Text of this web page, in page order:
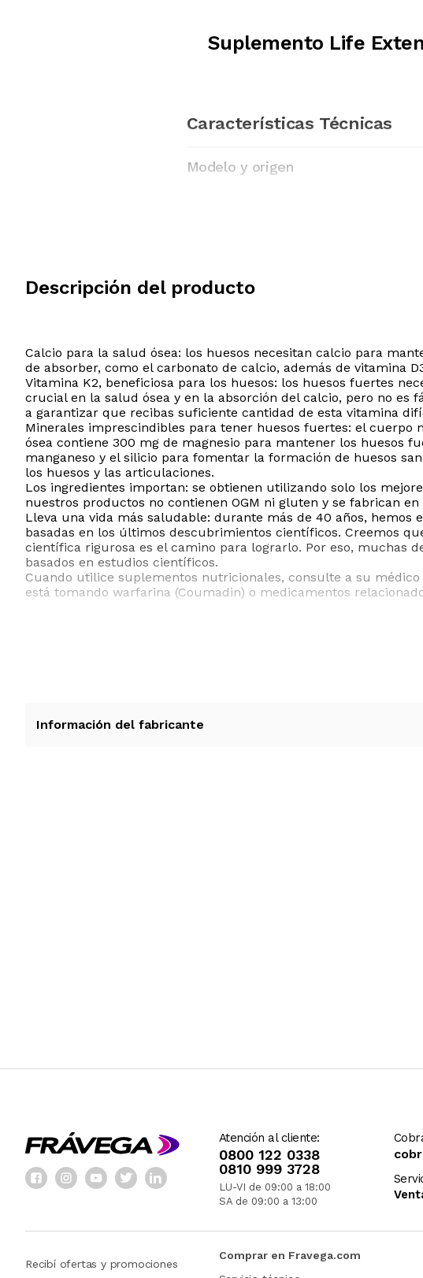
Suplemento Life
Características Técnicas
Modelo y origen
Descripción del producto
Calcio para la salud ósea: los huesos necesitan calcio para
de absorber, como el carbonato de calcio, además de vitamina
Vitamina K2, beneficiosa para los huesos: los huesos fuertes
crucial en la salud ósea y en la absorción del calcio, pero no es
a garantizar que recibas suficiente cantidad de esta vitamina
Minerales imprescindibles para tener huesos fuertes: el
ósea contiene 300 mg de magnesio para mantener los huesos
manganeso y el silicio para fomentar la formación de huesos
los huesos y las articulaciones.
Los ingredientes importan: se obtienen utilizando solo los
nuestros productos no contienen OGM ni gluten y se fabrican
Lleva una vida más saludable: durante más de 40 años, hemos
basadas en los últimos descubrimientos científicos. Creemos
científica rigurosa es el camino para lograrlo. Por eso, muchas
basados en estudios científicos.
Cuando utilice suplementos nutricionales, consulte a su
está tomando warfarina (Coumadin) o medicamentos
Información del fabricante
Atención al cliente:
0800 122 0338
0810 999 3728
LU-VI de 09:00 a 18:00
SA de 09:00 a 13:00
Recibí ofertas y promociones
Comprar en Fravega.com